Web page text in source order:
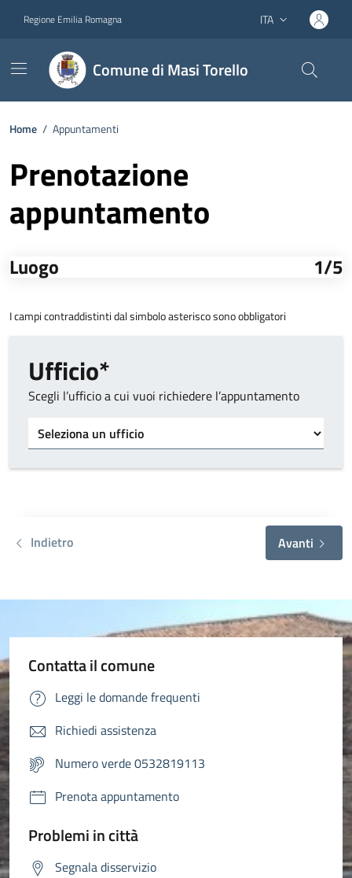
Regione Emilia Romagna Lingua attiva:
ITA
Comune di Masi Torello
Home / Appuntamenti
Prenotazione
appuntamento
Luogo 1/5
I campi contraddistinti dal simbolo asterisco sono obbligatori
Ufficio*
Scegli l’ufficio a cui vuoi richiedere l’appuntamento
Indietro Avanti
Contatta il comune
Leggi le domande frequenti
Richiedi assistenza
Numero verde 0532819113
Prenota appuntamento
Problemi in città
Segnala disservizio